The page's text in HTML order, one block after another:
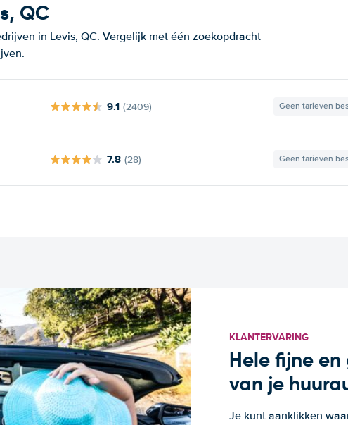
QC
in Levis, QC. Vergelijk met één zoekopdracht
9.1 (2409) Geen tarieven
7.8 (28) Geen tarieven
KLANTERVARING
Hele fijne
van je
Je kunt aanklikken